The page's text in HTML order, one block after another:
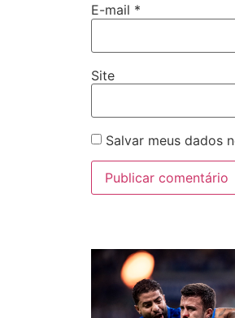
E-mail *
Site
Salvar meus dados